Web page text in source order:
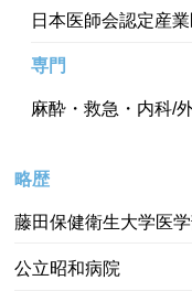
日本医師会認定産
専門
麻酔・救急・内科/
略歴
藤田保健衛生大学医
公立昭和病院